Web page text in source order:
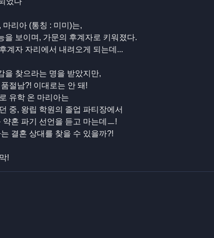
리아 (통칭 : 미미)는,
을 보이며, 가문의 후계자로 키워졌다.
계자 자리에서 내려오게 되는데...
을 찾으라는 명을 받았지만,
절남?! 이대로는 안 돼!
유학 온 마리아는
중, 왕립 학원의 졸업 파티장에서
혼 파기 선언을 듣고 마는데ㅡ!
결혼 상대를 찾을 수 있을까?!
!